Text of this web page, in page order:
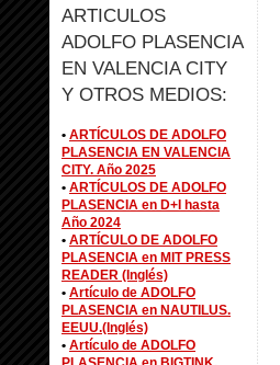
ARTICULOS
ADOLFO PLASENCIA
EN VALENCIA CITY
Y OTROS MEDIOS:
• ARTÍCULOS DE ADOLFO
PLASENCIA EN VALENCIA
CITY. Año 2025
• ARTÍCULOS DE ADOLFO
PLASENCIA en D+I hasta
Año 2024
• ARTÍCULO DE ADOLFO
PLASENCIA en MIT PRESS
READER (Inglés)
• Artículo de ADOLFO
PLASENCIA en NAUTILUS.
EEUU.(Inglés)
• Artículo de ADOLFO